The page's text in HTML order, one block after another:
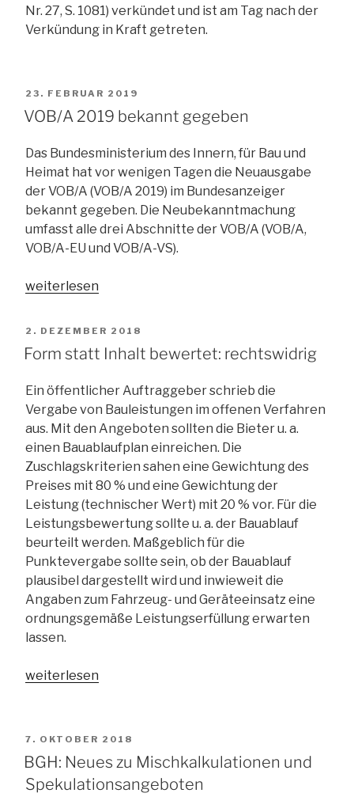
Nr. 27, S. 1081) verkündet und ist am Tag nach der
Verkündung in Kraft getreten.
VERÖFFENTLICHT
AM
23. FEBRUAR 2019
VOB/A 2019 bekannt gegeben
Das Bundesministerium des Innern, für Bau und
Heimat hat vor wenigen Tagen die Neuausgabe
der VOB/A (VOB/A 2019) im Bundesanzeiger
bekannt gegeben. Die Neubekanntmachung
umfasst alle drei Abschnitte der VOB/A (VOB/A,
VOB/A-EU und VOB/A-VS).
„VOB/A
weiterlesen
VERÖFFENTLICHT
AM
2. DEZEMBER 2018
Form statt Inhalt bewertet: rechtswidrig
Ein öffentlicher Auftraggeber schrieb die
Vergabe von Bauleistungen im offenen Verfahren
aus. Mit den Angeboten sollten die Bieter u. a.
einen Bauablaufplan einreichen. Die
Zuschlagskriterien sahen eine Gewichtung des
Preises mit 80 % und eine Gewichtung der
Leistung (technischer Wert) mit 20 % vor. Für die
Leistungsbewertung sollte u. a. der Bauablauf
beurteilt werden. Maßgeblich für die
Punktevergabe sollte sein, ob der Bauablauf
plausibel dargestellt wird und inwieweit die
Angaben zum Fahrzeug- und Geräteeinsatz eine
ordnungsgemäße Leistungserfüllung erwarten
lassen.
„Form
weiterlesen
VERÖFFENTLICHT
AM
7. OKTOBER 2018
BGH: Neues zu Mischkalkulationen und
Spekulationsangeboten